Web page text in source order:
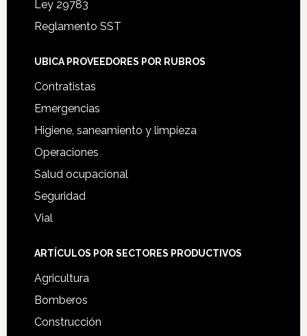
Ley 29783
Reglamento SST
UBICA PROVEEDORES POR RUBROS
Contratistas
Emergencias
Higiene, saneamiento y limpieza
Operaciones
Salud ocupacional
Seguridad
Vial
ARTÍCULOS POR SECTORES PRODUCTIVOS
Agricultura
Bomberos
Construcción